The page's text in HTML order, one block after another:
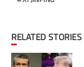
RELATED STORIES